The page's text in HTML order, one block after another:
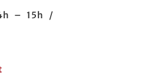
– 15h /